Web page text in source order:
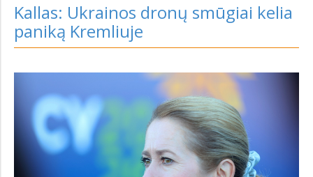
Kallas: Ukrainos dronų smūgiai kelia
paniką Kremliuje